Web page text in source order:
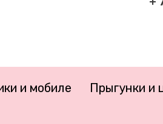
и мобиле Прыгунки и